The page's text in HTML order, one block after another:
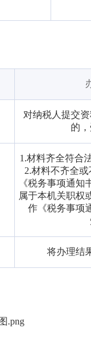
对纳税人提交
的
1.材料齐全符合
2.材料不齐全
《税务事项通知
属于本机关职权
作《税务事项
将办理结
.png